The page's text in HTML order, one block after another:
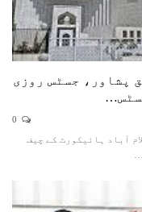
پشاور، جسٹس روزی
آباد ہائیکورٹ کے چیف